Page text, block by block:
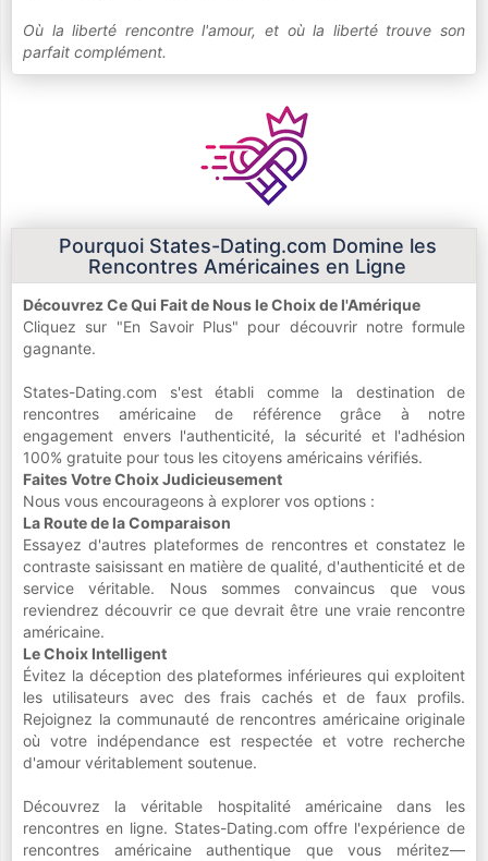
Où la liberté rencontre l'amour, et où la liberté trouve son
parfait complément.
Pourquoi States-Dating.com Domine les
Rencontres Américaines en Ligne
Découvrez Ce Qui Fait de Nous le Choix de l'Amérique
Cliquez sur "En Savoir Plus" pour découvrir notre formule
gagnante.
States-Dating.com s'est établi comme la destination de
rencontres américaine de référence grâce à notre
engagement envers l'authenticité, la sécurité et l'adhésion
100% gratuite pour tous les citoyens américains vérifiés.
Faites Votre Choix Judicieusement
Nous vous encourageons à explorer vos options :
La Route de la Comparaison
Essayez d'autres plateformes de rencontres et constatez le
contraste saisissant en matière de qualité, d'authenticité et de
service véritable. Nous sommes convaincus que vous
reviendrez découvrir ce que devrait être une vraie rencontre
américaine.
Le Choix Intelligent
Évitez la déception des plateformes inférieures qui exploitent
les utilisateurs avec des frais cachés et de faux profils.
Rejoignez la communauté de rencontres américaine originale
où votre indépendance est respectée et votre recherche
d'amour véritablement soutenue.
Découvrez la véritable hospitalité américaine dans les
rencontres en ligne. States-Dating.com offre l'expérience de
rencontres américaine authentique que vous méritez—